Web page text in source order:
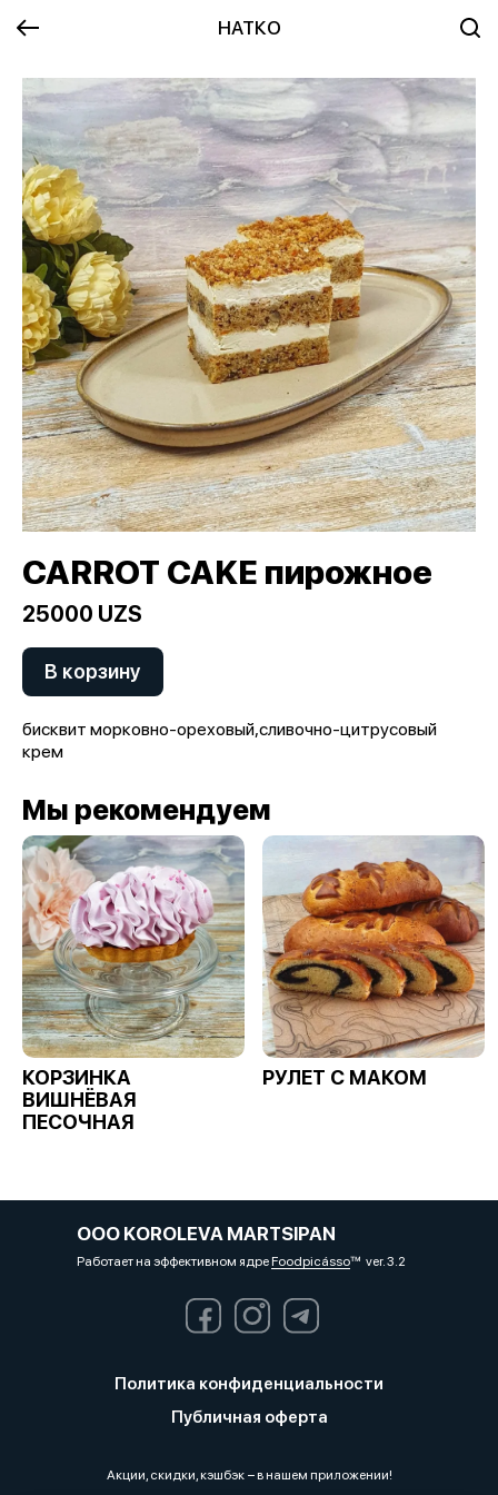
НАТКО
CARROT CAKE пирожное
25000 UZS
В корзину
бисквит морковно-ореховый,сливочно-цитрусовый
крем
Мы рекомендуем
КОРЗИНКА
ВИШНЁВАЯ
ПЕСОЧНАЯ
РУЛЕТ С МАКОМ
OOO KOROLEVA MARTSIPAN
Работает на эффективном ядреFoodpicássover. 3.2
Политика конфиденциальности
Публичная оферта
Акции, скидки, кэшбэк − в нашем приложении!